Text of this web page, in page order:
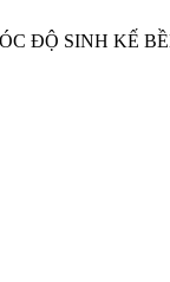
ĐỘ SINH KẾ